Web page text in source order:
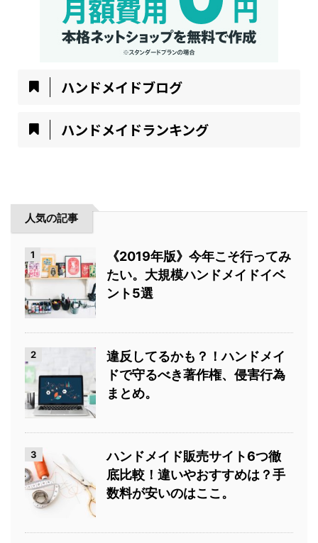
ハンドメイドブログ
ハンドメイドランキング
人気の記事
1
《2019年版》今年こそ行ってみ
たい。大規模ハンドメイドイベ
ント5選
2
違反してるかも？！ハンドメイ
ドで守るべき著作権、侵害行為
まとめ。
3
ハンドメイド販売サイト6つ徹
底比較！違いやおすすめは？手
数料が安いのはここ。